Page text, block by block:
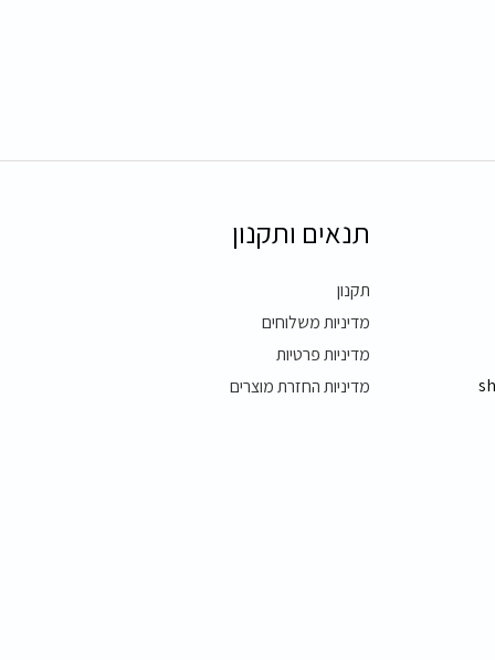
תנאים ותקנון
תקנון
מדיניות משלוחים
מדיניות פרטיות
מדיניות החזרת מוצרים